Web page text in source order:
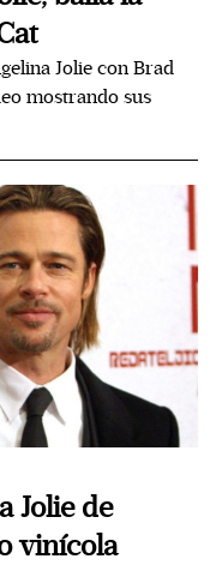
Jolie con Brad
mostrando sus
Jolie de
vinícola